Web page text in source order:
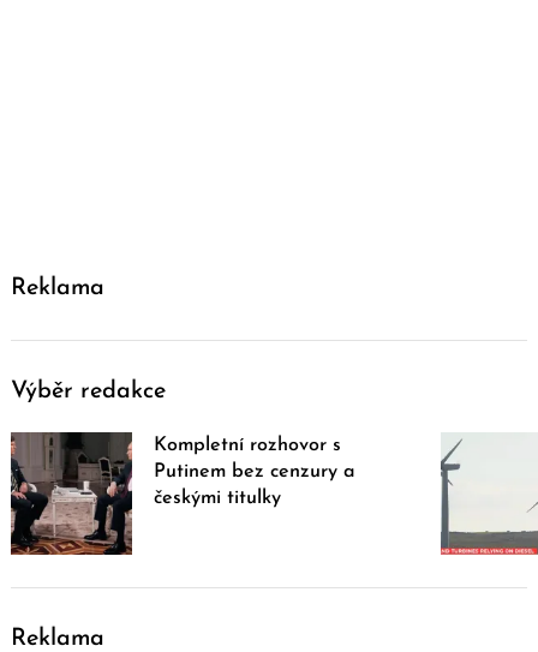
Reklama
Výběr redakce
Kompletní rozhovor s
Putinem bez cenzury a
českými titulky
Reklama